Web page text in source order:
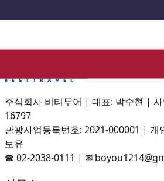
주식회사 비티투어 | 대표: 박수현 |
16797
관광사업등록번호: 2021-000001 | 개
보유
☎ 02-2038-0111 | ✉